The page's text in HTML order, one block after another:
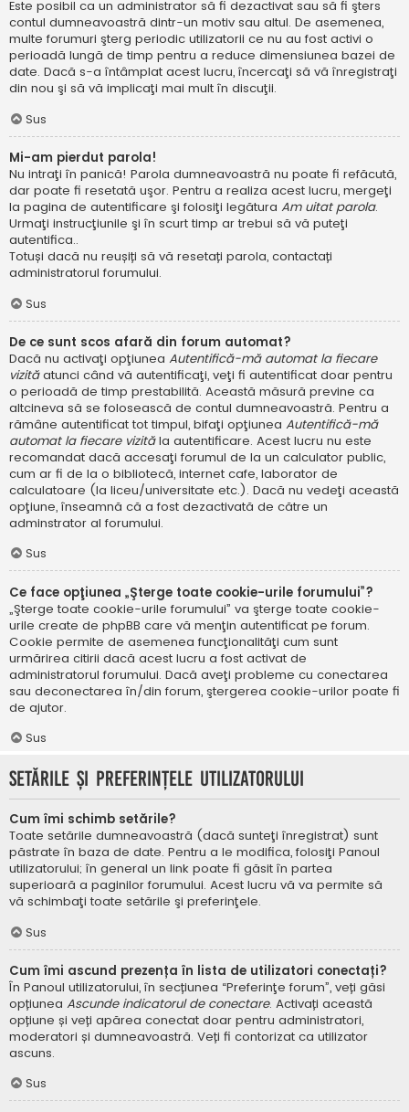
Este posibil ca un administrator să fi dezactivat sau să fi şters
contul dumneavoastră dintr-un motiv sau altul. De asemenea,
multe forumuri şterg periodic utilizatorii ce nu au fost activi o
perioadă lungă de timp pentru a reduce dimensiunea bazei de
date. Dacă s-a întâmplat acest lucru, încercaţi să vă înregistraţi
din nou şi să vă implicaţi mai mult în discuţii.
Sus
Mi-am pierdut parola!
Nu intraţi în panică! Parola dumneavoastră nu poate fi refăcută,
dar poate fi resetată uşor. Pentru a realiza acest lucru, mergeţi
la pagina de autentificare şi folosiţi legătura Am uitat parola.
Urmaţi instrucţiunile şi în scurt timp ar trebui să vă puteţi
autentifica..
Totuși dacă nu reușiți să vă resetați parola, contactați
administratorul forumului.
Sus
De ce sunt scos afară din forum automat?
Dacă nu activaţi opţiunea Autentifică-mă automat la fiecare
vizităatunci când vă autentificaţi, veţi fi autentificat doar pentru
o perioadă de timp prestabilită. Această măsură previne ca
altcineva să se folosească de contul dumneavoastră. Pentru a
rămâne autentificat tot timpul, bifaţi opţiunea Autentifică-mă
automat la fiecare vizităla autentificare. Acest lucru nu este
recomandat dacă accesaţi forumul de la un calculator public,
cum ar fi de la o bibliotecă, internet cafe, laborator de
calculatoare (la liceu/universitate etc.). Dacă nu vedeţi această
opţiune, înseamnă că a fost dezactivată de către un
adminstrator al forumului.
Sus
Ce face opţiunea „Şterge toate cookie-urile forumului”?
„Şterge toate cookie-urile forumului” va şterge toate cookie-
urile create de phpBB care vă menţin autentificat pe forum.
Cookie permite de asemenea funcţionalităţi cum sunt
urmărirea citirii dacă acest lucru a fost activat de
administratorul forumului. Dacă aveţi probleme cu conectarea
sau deconectarea în/din forum, ştergerea cookie-urilor poate fi
de ajutor.
Sus
Setările şi preferinţele utilizatorului
Cum îmi schimb setările?
Toate setările dumneavoastră (dacă sunteţi înregistrat) sunt
păstrate în baza de date. Pentru a le modifica, folosiţi Panoul
utilizatorului; în general un link poate fi găsit în partea
superioară a paginilor forumului. Acest lucru vă va permite să
vă schimbaţi toate setările şi preferinţele.
Sus
Cum îmi ascund prezența în lista de utilizatori conectați?
În Panoul utilizatorului, în secțiunea “Preferinţe forum”, veți găsi
opțiunea Ascunde indicatorul de conectare. Activați această
opțiune și veți apărea conectat doar pentru administratori,
moderatori și dumneavoastră. Veți fi contorizat ca utilizator
ascuns.
Sus